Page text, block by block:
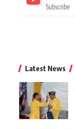
Subscribe
Latest News